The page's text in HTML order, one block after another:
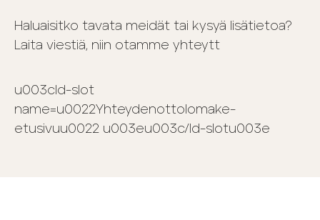
Haluaisitko tavata meidät tai kysyä lisätietoa?
Laita viestiä, niin otamme yhteytt
u003cld-slot
name=u0022Yhteydenottolomake-
etusivuu0022 u003eu003c/ld-slotu003e